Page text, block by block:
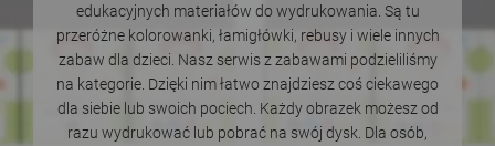
edukacyjnych materiałów do wydrukowania. Są tu
przeróżne kolorowanki, łamigłówki, rebusy i wiele innych
zabaw dla dzieci. Nasz serwis z zabawami podzieliliśmy
na kategorie. Dzięki nim łatwo znajdziesz coś ciekawego
dla siebie lub swoich pociech. Każdy obrazek możesz od
razu wydrukować lub pobrać na swój dysk. Dla osób,